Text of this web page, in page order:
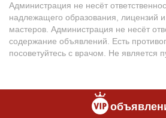
Администрация не несёт
надлежащего образования, лицензий и
мастеров. Администрация не несёт
содержание объявлений. Есть
посоветуйтесь с врачом. Не является